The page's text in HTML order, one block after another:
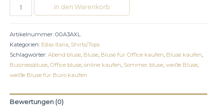
BLUSE
MIT
Menge
In den Warenkorb
Artikelnummer: 00A3AXL
Kategorien: Edas Italia, Shirts/Tops
Schlagwörter: Abend bluse, Bluse, Bluse für Office kaufen, Bluse kaufen,
Businessbluse, Office bluse, online kaufen, Sommer bluse, weiße Bluse,
weiße Bluse für Büro kaufen
Bewertungen (0)